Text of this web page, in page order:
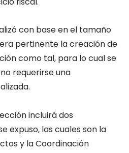
con base en el tamaño
pertinente la creación de
como tal, para lo cual se
requerirse una
incluirá dos
expuso, las cuales son la
y la Coordinación